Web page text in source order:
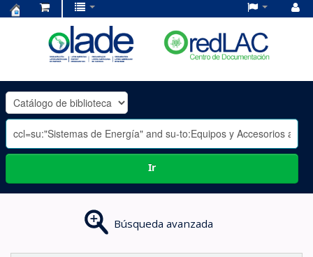
OLADE
-
Ir
Búsqueda avanzada